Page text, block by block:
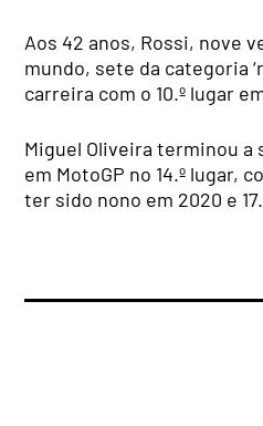
Aos 42 anos, Rossi, nove
mundo, sete da categoria
carreira com o 10.º lugar
Miguel Oliveira terminou
em MotoGP no 14.º lugar,
ter sido nono em 2020 e